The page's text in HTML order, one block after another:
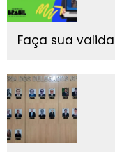
Faça sua